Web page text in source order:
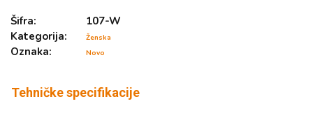
Šifra:
107-W
Kategorija:
Ženska
Oznaka: Novo
Tehničke specifikacije